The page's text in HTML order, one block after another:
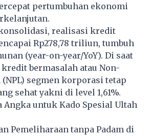
pertumbuhan ekonomi
realisasi kredit
Rp278,78 triliun, tumbuh
(year-on-year/YoY). Di saat
bermasalah atau Non-
segmen korporasi tetap
sehat yakni di level 1,61%.
Angka untuk Kado Spesial Ultah
Pemeliharaan tanpa Padam di